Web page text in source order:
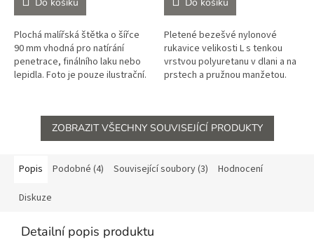
Plochá malířská štětka o šířce
90 mm vhodná pro natírání
penetrace, finálního laku nebo
lepidla. Foto je pouze ilustrační.
Pletené bezešvé nylonové
rukavice velikosti L s tenkou
vrstvou polyuretanu v dlani a na
prstech a pružnou manžetou.
ZOBRAZIT VŠECHNY SOUVISEJÍCÍ PRODUKTY
Popis Podobné (4) Související soubory (3) Hodnocení
Diskuze
Detailní popis produktu